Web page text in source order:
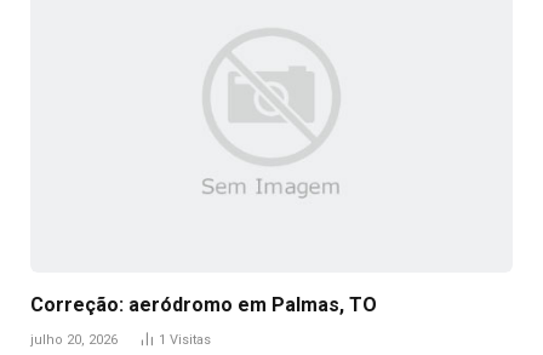
Correção: aeródromo em Palmas, TO
julho 20, 2026 1 Visitas